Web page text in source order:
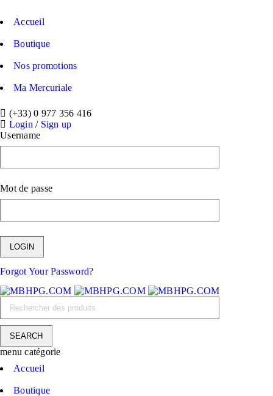
Accueil
Boutique
Nos promotions
Ma Mercuriale
(+33) 0 977 356 416
Login / Sign up
Username
Mot de passe
Forgot Your Password?
menu catégorie
Accueil
Boutique